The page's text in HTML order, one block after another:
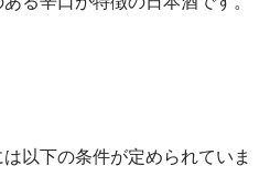
以下の条件が定められていま